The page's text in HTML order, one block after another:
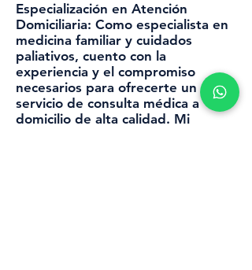
Especialización en Atención
Domiciliaria: Como especialista en
medicina familiar y cuidados
paliativos, cuento con la
experiencia y el compromiso
necesarios para ofrecerte un
servicio de consulta médica a
domicilio de alta calidad. Mi